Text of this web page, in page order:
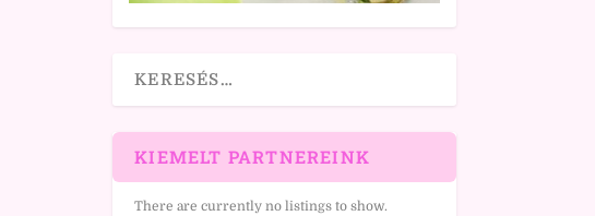
KIEMELT PARTNEREINK
There are currently no listings to show.